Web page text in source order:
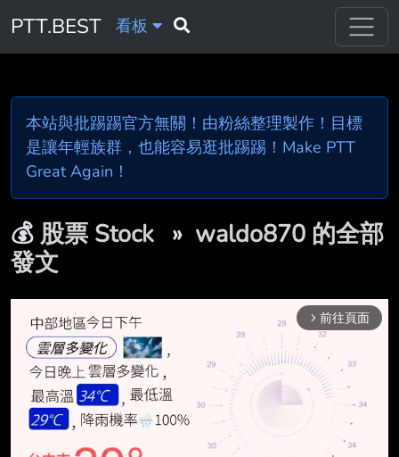
PTT.BEST 看板
本站與批踢踢官方無關！由粉絲整理製作！目標
是讓年輕族群，也能容易逛批踢踢！Make PTT
Great Again！
💰股票 Stock » waldo870 的全部
發文
arrow_forward_ios 前往頁面